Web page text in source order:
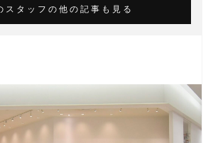
スタッフの他の記事も見る